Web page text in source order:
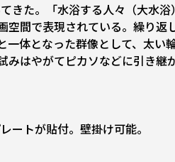
きた。「水浴する人々（大水
間で表現されている。繰り返
体となった群像として、太い
はやがてピカソなどに引き継
ートが貼付。壁掛け可能。